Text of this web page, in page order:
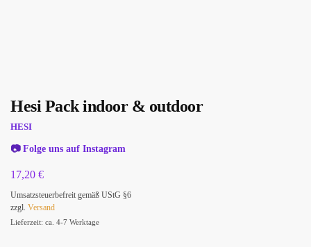
Hesi Pack indoor & outdoor
HESI
📷Folge uns auf Instagram
17,20 €
Umsatzsteuerbefreit gemäß UStG §6
zzgl. Versand
Lieferzeit: ca. 4-7 Werktage